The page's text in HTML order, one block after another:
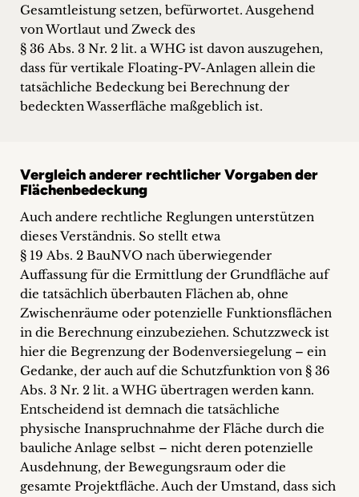
Gesamtleistung setzen, befürwortet. Ausgehend
von Wortlaut und Zweck des
§ 36 Abs. 3 Nr. 2 lit. a WHG ist davon auszugehen,
dass für vertikale Floating-PV-Anlagen allein die
tatsächliche Bedeckung bei Berechnung der
bedeckten Wasserfläche maßgeblich ist.
Vergleich anderer rechtlicher Vorgaben der
Flächenbedeckung
Auch andere rechtliche Reglungen unterstützen
dieses Verständnis. So stellt etwa
§ 19 Abs. 2 BauNVO nach überwiegender
Auffassung für die Ermittlung der Grundfläche auf
die tatsächlich überbauten Flächen ab, ohne
Zwischenräume oder potenzielle Funktionsflächen
in die Berechnung einzubeziehen. Schutzzweck ist
hier die Begrenzung der Bodenversiegelung – ein
Gedanke, der auch auf die Schutzfunktion von § 36
Abs. 3 Nr. 2 lit. a WHG übertragen werden kann.
Entscheidend ist demnach die tatsächliche
physische Inanspruchnahme der Fläche durch die
bauliche Anlage selbst – nicht deren potenzielle
Ausdehnung, der Bewegungsraum oder die
gesamte Projektfläche. Auch der Umstand, dass sich